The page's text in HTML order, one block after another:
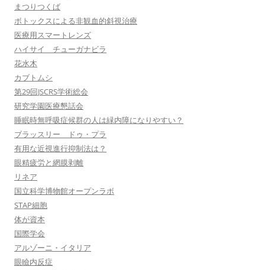
まつりつくば
ボトックスによる非観血的斜視治療
医療用スマートレンズ
ハイサイ チューガナビラ
花水木
カブトムシ
第29回JSCRS学術総会
研究学園医療懇話会
睡眠時無呼吸症候群の人は緑内障になりやすい？
ブラッスリー ドゥ・プラ
有用な近視進行抑制法は？
眼精疲労と網膜剥離
リネア
国立科学博物館オープンラボ
STAP細胞
体が資本
国際学会
アルゾーニ・イタリア
眼瞼内反症